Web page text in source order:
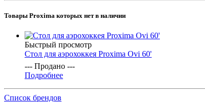
Товары Proxima которых нет в наличии
Быстрый просмотр
Стол для аэрохоккея Proxima Ovi 60'
--- Продано ---
Подробнее
Список брендов